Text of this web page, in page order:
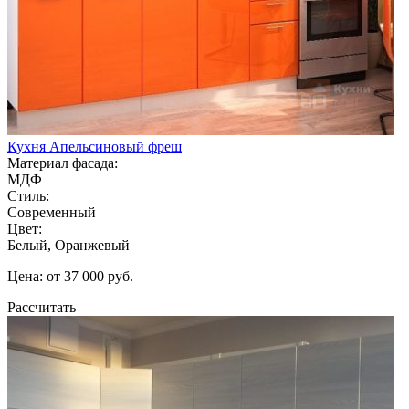
Кухня Апельсиновый фреш
Материал фасада:
МДФ
Стиль:
Современный
Цвет:
Белый, Оранжевый
Цена: от 37 000 руб.
Рассчитать